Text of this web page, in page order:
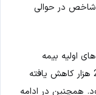
شاخص در حوالی
اولیه بیمه
بیکاری در هفته منتهی به 15 دسامبر به 224 هزار کاهش یافته
رقم هفته قبل 237 هزار بود. همچنین در ادامه